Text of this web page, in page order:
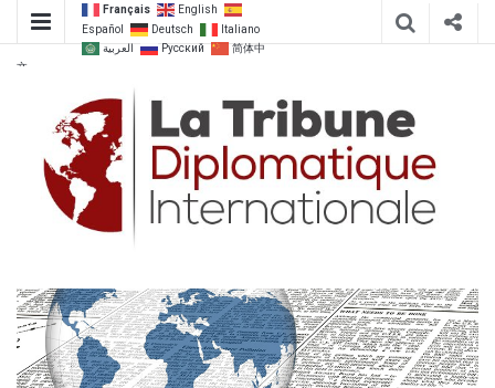
Français
English
Español
Deutsch
Italiano
العربية
Русский
简体中
文
La Tribune
Diplomatique